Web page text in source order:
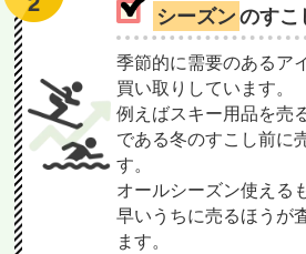
シーズンのすこ
季節的に需要のあるア
買い取りしています。
例えばスキー用品を売
である冬のすこし前に
す。
オールシーズン使える
早いうちに売るほうが
ます。